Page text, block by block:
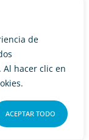
de
hacer clic en
ACEPTAR TODO
de